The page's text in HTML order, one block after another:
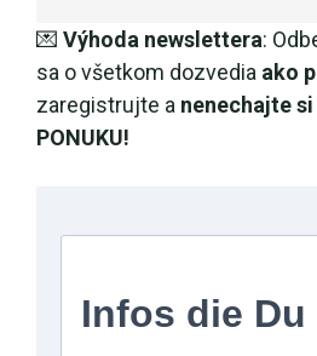
💌 Výhoda newslettera:
sa o všetkom dozvedia ako
zaregistrujte a nenechajte
PONUKU!